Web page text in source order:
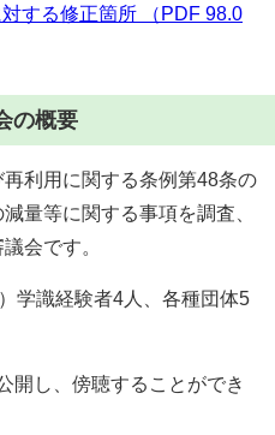
する修正箇所 （PDF 98.0
の概要
利用に関する条例第48条の
量等に関する事項を調査、
会です。
学識経験者4人、各種団体5
開し、傍聴することができ